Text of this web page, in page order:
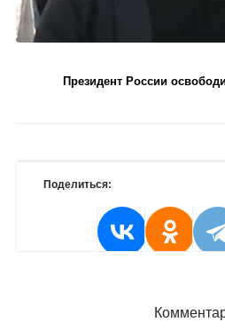
Президент России
Поделиться: